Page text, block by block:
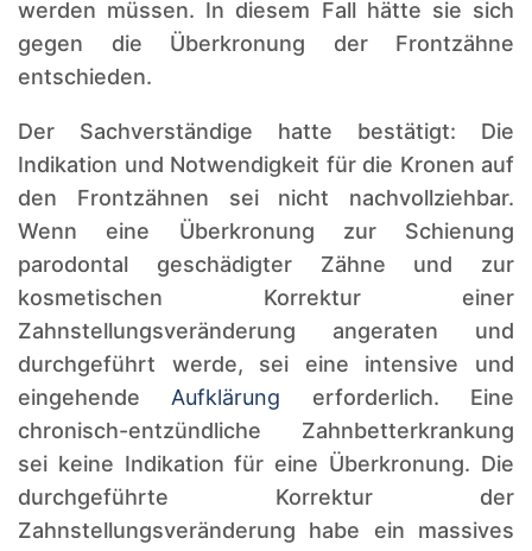
werden müssen. In diesem Fall hätte sie sich
gegen die Überkronung der Frontzähne
entschieden.
Der Sachverständige hatte bestätigt: Die
Indikation und Notwendigkeit für die Kronen auf
den Frontzähnen sei nicht nachvollziehbar.
Wenn eine Überkronung zur Schienung
parodontal geschädigter Zähne und zur
kosmetischen Korrektur einer
Zahnstellungsveränderung angeraten und
durchgeführt werde, sei eine intensive und
eingehende Aufklärung erforderlich. Eine
chronisch-entzündliche Zahnbetterkrankung
sei keine Indikation für eine Überkronung. Die
durchgeführte Korrektur der
Zahnstellungsveränderung habe ein massives